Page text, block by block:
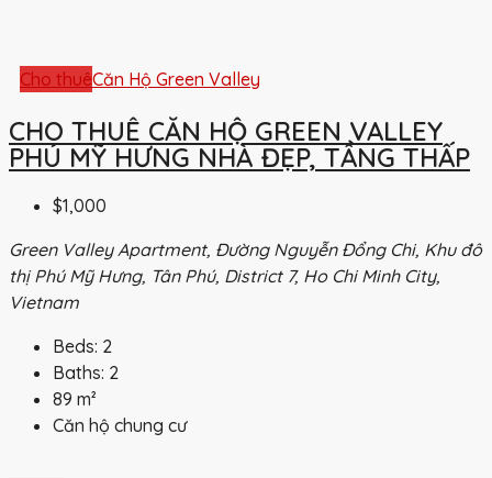
Cho thuêCăn Hộ Green Valley
CHO THUÊ CĂN HỘ GREEN VALLEY
PHÚ MỸ HƯNG NHÀ ĐẸP, TẦNG THẤP
$1,000
Green Valley Apartment, Đường Nguyễn Đổng Chi, Khu đô
thị Phú Mỹ Hưng, Tân Phú, District 7, Ho Chi Minh City,
Vietnam
Beds: 2
Baths: 2
89 m²
Căn hộ chung cư